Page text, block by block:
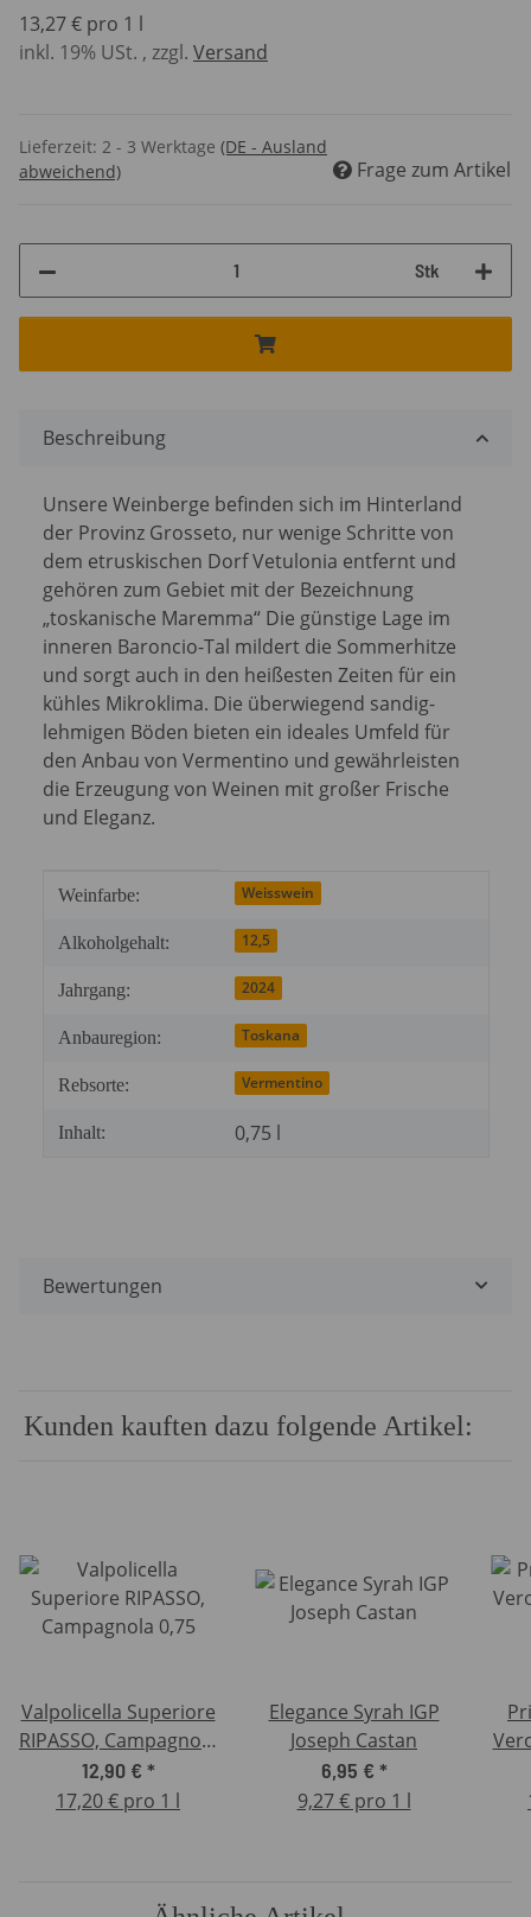
13,27 € pro 1 l
inkl. 19% USt. , zzgl. Versand
Lieferzeit: 2 - 3 Werktage (DE - Ausland
abweichend)
Frage zum Artikel
Stk
Beschreibung
Unsere Weinberge befinden sich im Hinterland
der Provinz Grosseto, nur wenige Schritte von
dem etruskischen Dorf Vetulonia entfernt und
gehören zum Gebiet mit der Bezeichnung
„toskanische Maremma“ Die günstige Lage im
inneren Baroncio-Tal mildert die Sommerhitze
und sorgt auch in den heißesten Zeiten für ein
kühles Mikroklima. Die überwiegend sandig-
lehmigen Böden bieten ein ideales Umfeld für
den Anbau von Vermentino und gewährleisten
die Erzeugung von Weinen mit großer Frische
und Eleganz.
Produkteigenschaft
Wert
Weinfarbe: Weisswein
Alkoholgehalt: 12,5
Jahrgang: 2024
Anbauregion: Toskana
Rebsorte: Vermentino
Inhalt: 0,75 l
Bewertungen
Kunden kauften dazu folgende Artikel:
Valpolicella Superiore
RIPASSO, Campagnola
0,75
12,90 € *
17,20 € pro 1 l
Elegance Syrah IGP
Joseph Castan
6,95 € *
9,27 € pro 1 l